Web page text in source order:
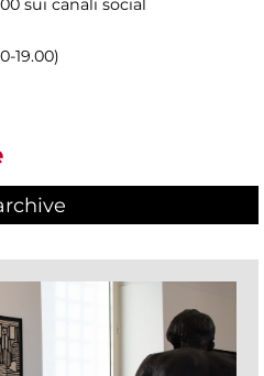
sui canali social
19.00)